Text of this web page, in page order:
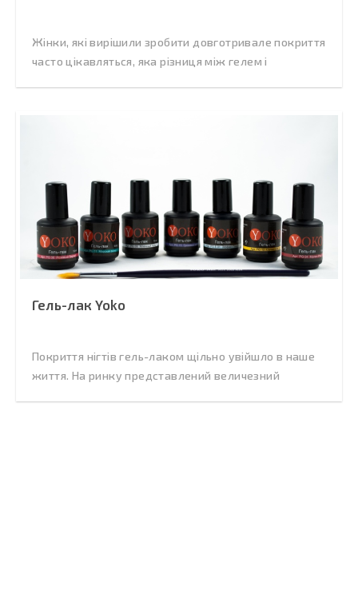
Жінки, які вирішили зробити довготривале покриття
часто цікавляться, яка різниця між гелем і
Гель-лак Yoko
Покриття нігтів гель-лаком щільно увійшло в наше
життя. На ринку представлений величезний